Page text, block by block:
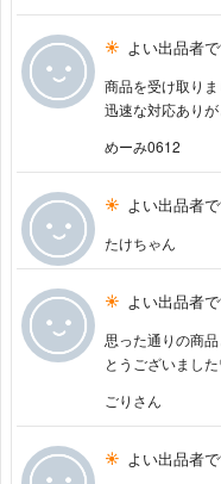
よい出品者
商品を受け取りま
迅速な対応あり
めーみ0612
よい出品者
たけちゃん
よい出品者
思った通りの商
とうございまし
ごりさん
よい出品者